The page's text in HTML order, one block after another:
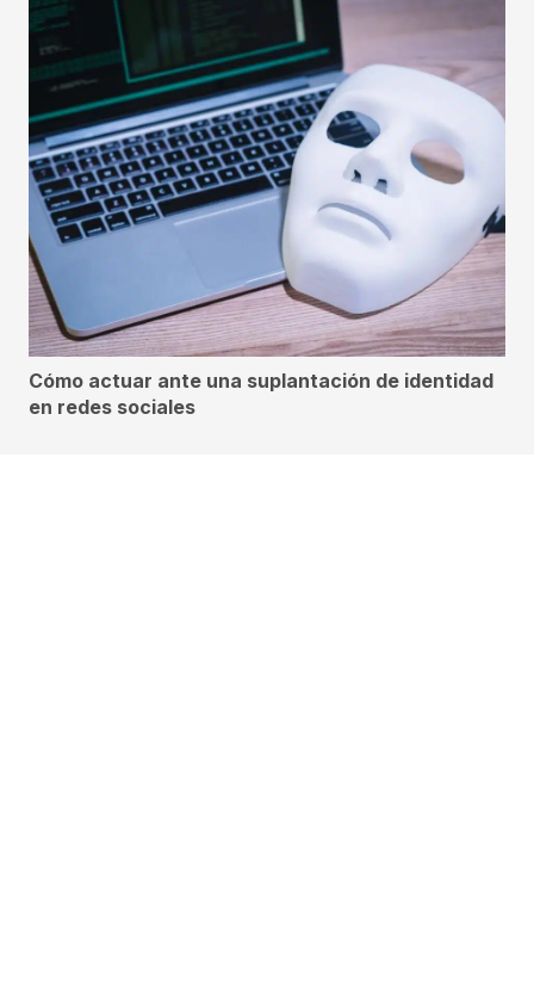
Cómo actuar ante una suplantación de identidad
en redes sociales